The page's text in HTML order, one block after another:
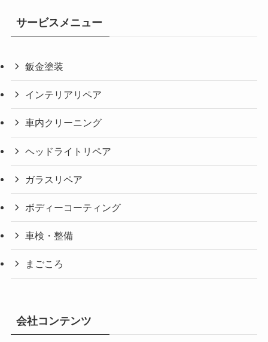
サービスメニュー
鈑金塗装
インテリアリペア
車内クリーニング
ヘッドライトリペア
ガラスリペア
ボディーコーティング
車検・整備
まごころ
会社コンテンツ